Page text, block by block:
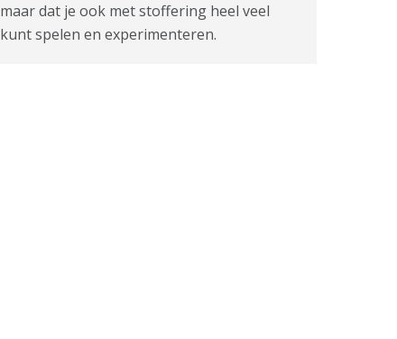
maar dat je ook met stoffering heel veel
kunt spelen en experimenteren.